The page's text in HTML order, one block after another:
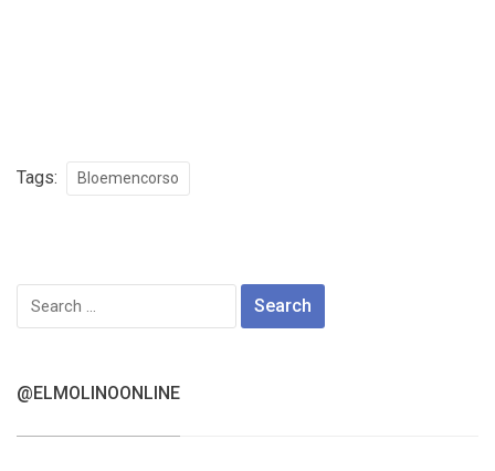
Tags: Bloemencorso
Search
for:
@ELMOLINOONLINE